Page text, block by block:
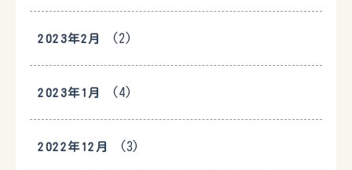
2023年2月 (2)
2023年1月 (4)
2022年12月 (3)